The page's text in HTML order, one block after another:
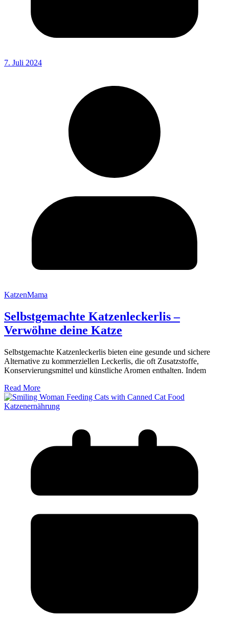
7. Juli 2024
KatzenMama
Selbstgemachte Katzenleckerlis –
Verwöhne deine Katze
Selbstgemachte Katzenleckerlis bieten eine gesunde und sichere
Alternative zu kommerziellen Leckerlis, die oft Zusatzstoffe,
Konservierungsmittel und künstliche Aromen enthalten. Indem
Read More
Katzenernährung